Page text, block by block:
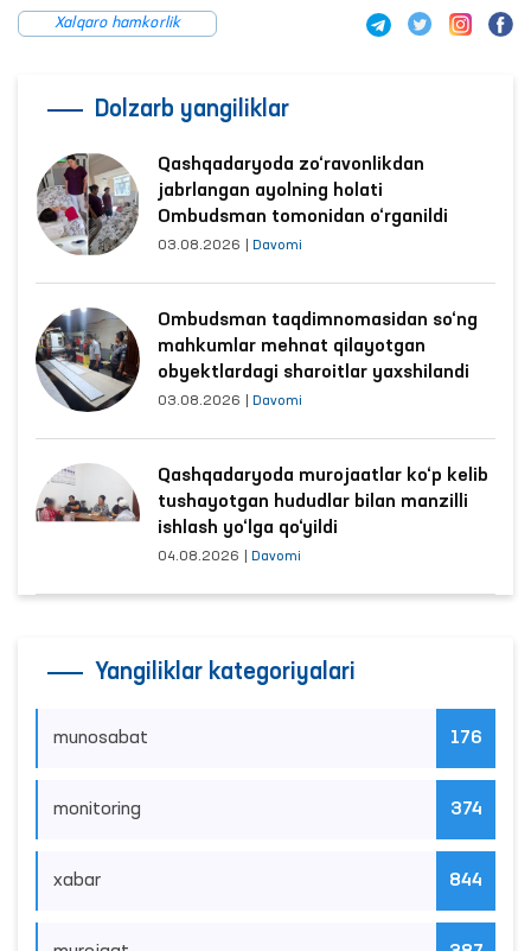
Xalqaro hamkorlik
Dolzarb yangiliklar
Qashqadaryoda zo‘ravonlikdan
jabrlangan ayolning holati
Ombudsman tomonidan o‘rganildi
03.08.2026 Davomi
Ombudsman taqdimnomasidan so‘ng
mahkumlar mehnat qilayotgan
obyektlardagi sharoitlar yaxshilandi
03.08.2026 Davomi
Qashqadaryoda murojaatlar ko‘p kelib
tushayotgan hududlar bilan manzilli
ishlash yo‘lga qo‘yildi
04.08.2026 Davomi
Yangiliklar kategoriyalari
munosabat 176
monitoring 374
xabar 844